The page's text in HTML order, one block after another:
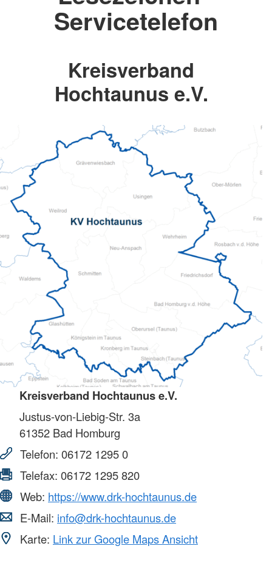
Servicetelefon
Kreisverband
Hochtaunus e.V.
Kreisverband Hochtaunus e.V.
Justus-von-Liebig-Str. 3a
61352 Bad Homburg
Telefon: 06172 1295 0
Telefax: 06172 1295 820
Web: https://www.drk-hochtaunus.de
E-Mail: info@drk-hochtaunus.de
Karte: Link zur Google Maps Ansicht